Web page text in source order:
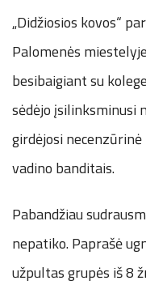
„Didžiosios kovos“
Palomenės
besibaigiant su
sėdėjo įsilinksminusi
girdėjosi
vadino banditais.
Pabandžiau
nepatiko. Paprašė
užpultas grupės iš 8